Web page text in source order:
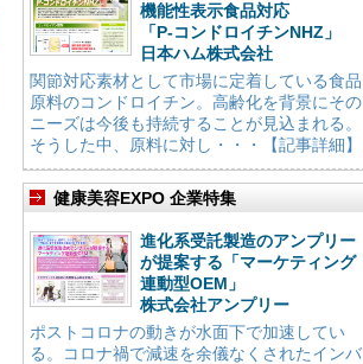
機能性表示食品対応
「P-コンドロイチンNHZ」
日本ハム株式会社
関節対応素材として市場に定着している食品
原料のコンドロイチン。高齢化を背景にその
ニーズは今後も持続することが見込まれる。
そうした中、原料に対し・・・【記事詳細】
健康美容EXPO 企業特集
進化系受託製造のアンプリー
が提案する「マーケティング
連動型OEM」
株式会社アンプリー
ポストコロナの動きが水面下で加速してい
る。コロナ禍で減速を余儀なくされたインバ